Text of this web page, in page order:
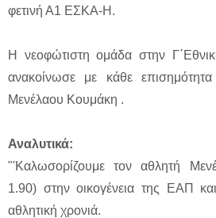
φετινή Α1 ΕΣΚΑ-Η.
Η νεοφώτιστη ομάδα στην
ανακοίνωσε με κάθε
Μενέλαου Κουμάκη .
Αναλυτικά:
"'Καλωσορίζουμε τον αθλητή
1.90) στην οικογένεια της ΕΑΠ
αθλητική χρονιά.